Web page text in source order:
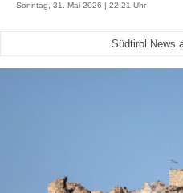
Sonntag, 31. Mai 2026 | 22:21 Uhr
Südtirol News